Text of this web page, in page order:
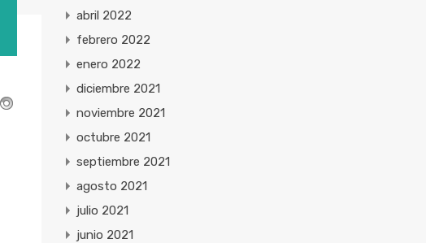
abril 2022
febrero 2022
enero 2022
diciembre 2021
noviembre 2021
octubre 2021
septiembre 2021
agosto 2021
julio 2021
junio 2021